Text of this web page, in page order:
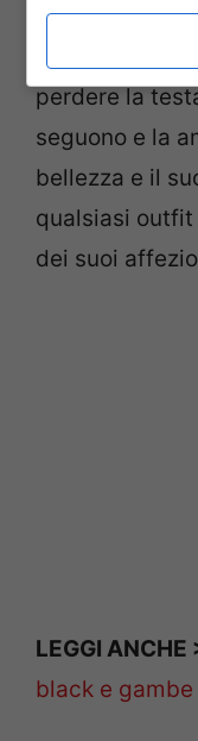
Anche questa
perdere la
seguono e la
bellezza e il
qualsiasi outfit
dei suoi
LEGGI ANCHE
black e